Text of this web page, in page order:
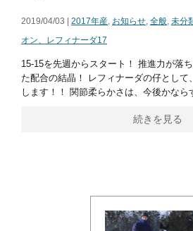
2019/04/03 | 2017年産 お知らせ 全般 未分
オン、レフィナーダ17
15-15を先週からスタート！ 推進力が落
た配合の結晶！ レフィナーダの仔として
します！！ 関節柔らかさは、今後かなら
続きを見る